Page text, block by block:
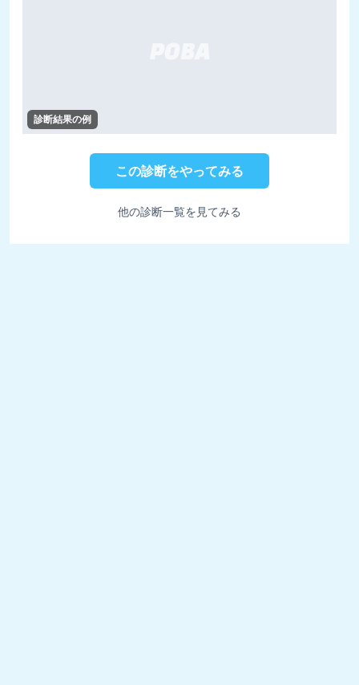
診断結果の例
この診断をやってみる
他の診断一覧を見てみる